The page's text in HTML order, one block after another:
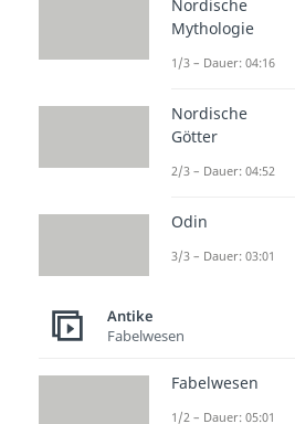
Nordische
Mythologie
1/3 – Dauer: 04:16
Nordische
Götter
2/3 – Dauer: 04:52
Odin
3/3 – Dauer: 03:01
Antike
Fabelwesen
Fabelwesen
1/2 – Dauer: 05:01